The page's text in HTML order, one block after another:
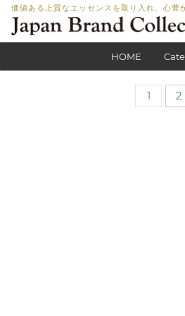
価値ある上質なエッセンスを取り入れ、心豊
HOME
1 2